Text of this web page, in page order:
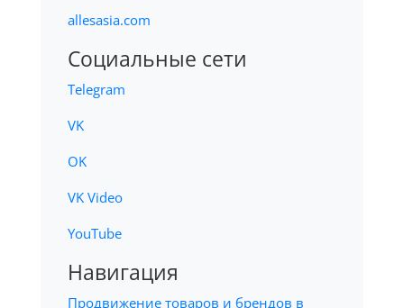
allesasia.com
Социальные сети
Telegram
VK
OK
VK Video
YouTube
Навигация
Продвижение товаров и брендов в